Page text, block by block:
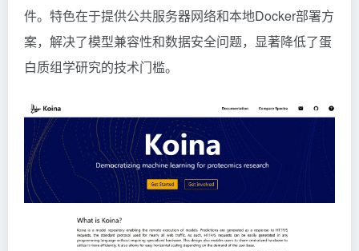
件。特色在于提供公共服务器网络和本地Docker部署方
案，解决了模型兼容性和数据安全问题，显著降低了蛋
白质组学研究的技术门槛。